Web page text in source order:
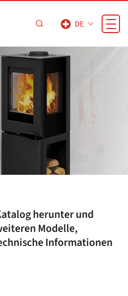
DE
herunter und
Modelle,
Informationen